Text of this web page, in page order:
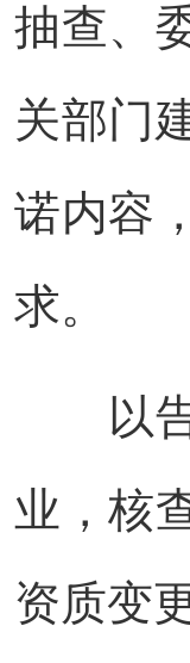
抽查、
关部门
诺内容
求。
以告
业，核
资质变